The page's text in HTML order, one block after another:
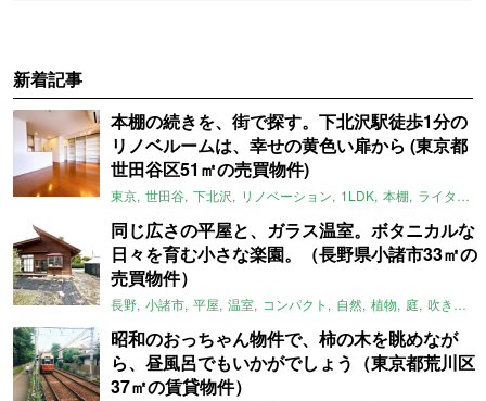
新着記事
本棚の続きを、街で探す。下北沢駅徒歩1分の
リノベルームは、幸せの黄色い扉から (東京都
世田谷区51㎡の売買物件)
東京 世田谷 下北沢 リノベーション 1LDK 本棚 ライター：ほしりょうこ
同じ広さの平屋と、ガラス温室。ボタニカルな
日々を育む小さな楽園。（長野県小諸市33㎡の
売買物件）
長野 小諸市 平屋 温室 コンパクト 自然 植物 庭 吹き抜け
昭和のおっちゃん物件で、柿の木を眺めなが
ら、昼風呂でもいかがでしょう（東京都荒川区
37㎡の賃貸物件）